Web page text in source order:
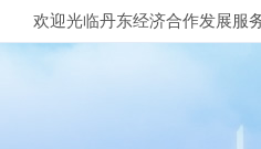
欢迎光临丹东经济合作发展服